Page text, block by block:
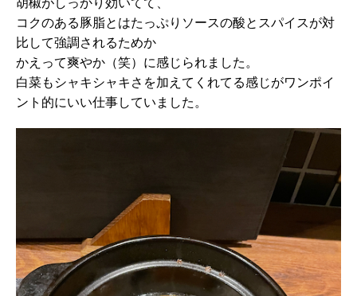
コクのある豚脂とはたっぷりソースの酸とスパイスが対
比して強調されるためか
かえって爽やか（笑）に感じられました。
白菜もシャキシャキさを加えてくれてる感じがワンポイ
ント的にいい仕事していました。